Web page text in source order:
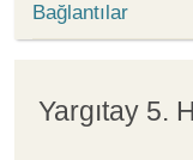
Bağlantılar
Yargıtay 5.